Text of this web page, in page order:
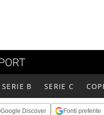
SERIE B SERIE C
Google Discover Fonti preferite